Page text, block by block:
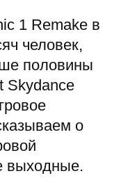
1 Remake в
человек,
половины
Skydance
о
выходные.